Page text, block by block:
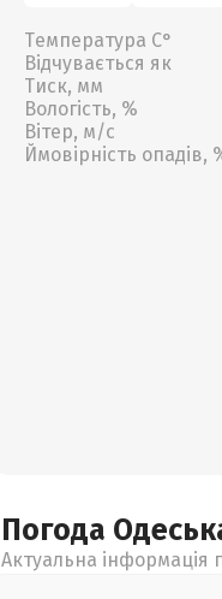
Температура С°
Відчувається як
Тиск, мм
Вологість, %
Вітер, м/с
Ймовірність опадів,
Погода
Актуальна інформація